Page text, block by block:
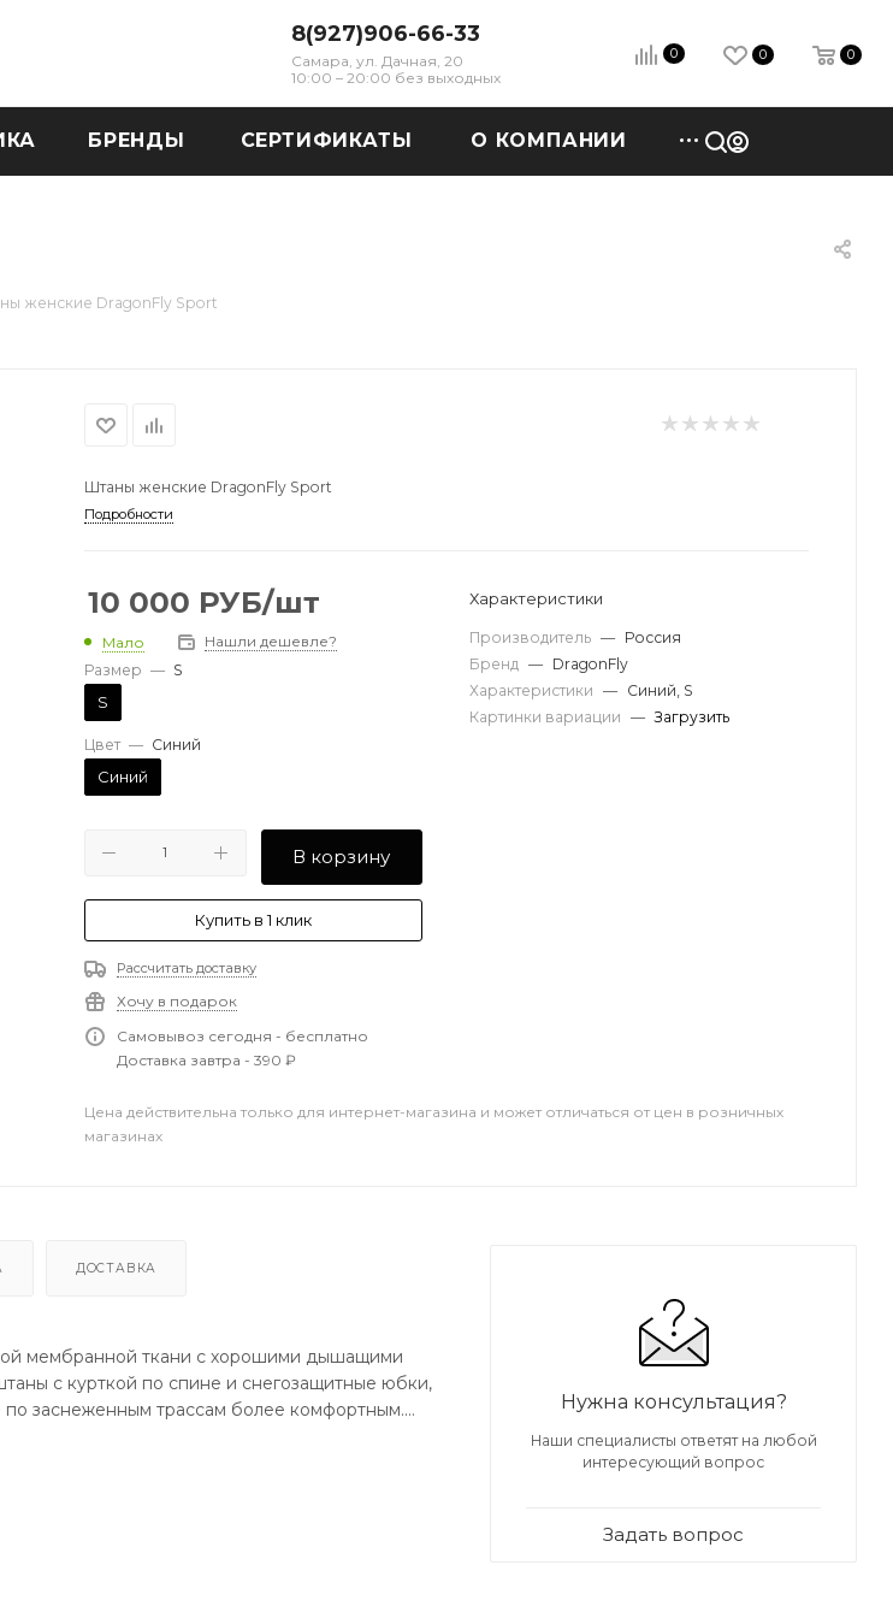
8(927)906-66-33
Самара, ул. Дачная, 20
10:00 – 20:00 без выходных
0 0 0
БРЕНДЫ СЕРТИФИКАТЫ О КОМПАНИИ
женские DragonFly Sport
Штаны женские DragonFly Sport
Подробности
10 000 РУБ/шт
Мало
Нашли дешевле?
Размер — S
S
Цвет — Синий
Синий
В корзину
Купить в 1 клик
Рассчитать доставку
Хочу в подарок
Самовывоз сегодня - бесплатно
Доставка завтра - 390 ₽
Характеристики
Производитель — Россия
Бренд — DragonFly
Характеристики — Синий, S
Картинки вариации — Загрузить
Цена действительна только для интернет-магазина и может отличаться от цен в розничных
магазинах
ДОСТАВКА
мембранной ткани с хорошими дышащими
с курткой по спине и снегозащитные юбки,
заснеженным трассам более комфортным.
Нужна консультация?
Наши специалисты ответят на любой
интересующий вопрос
Задать вопрос